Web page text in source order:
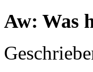
Aw: Was